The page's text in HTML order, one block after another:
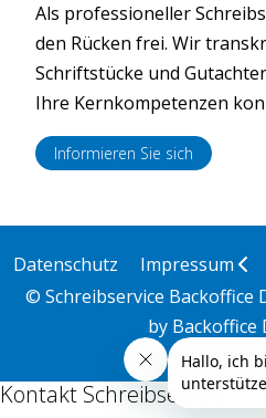
Als professioneller
den Rücken frei. Wir
Schriftstücke und
Ihre Kernkompetenzen
Informieren Sie sich
Datenschutz Impressum
© Schreibservice Backoffice
by Backoffice
Kontakt Schreibservice